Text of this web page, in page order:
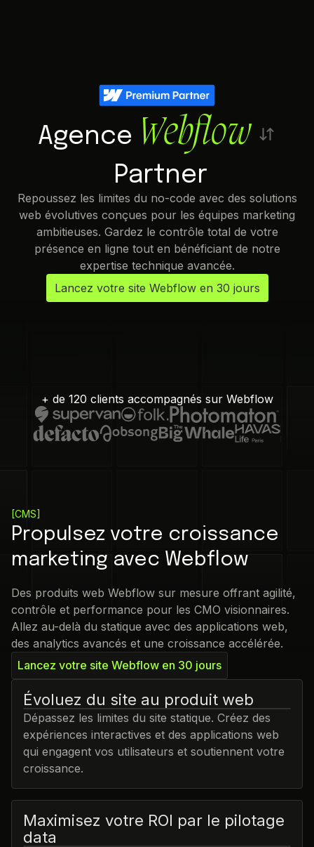
Agence Webflow
Partner
Repoussez les limites du no-code avec des solutions
web évolutives conçues pour les équipes marketing
ambitieuses. Gardez le contrôle total de votre
présence en ligne tout en bénéficiant de notre
expertise technique avancée.
Lancez votre site Webflow en 30 jours
+ de 120 clients accompagnés sur Webflow
[CMS]
Propulsez votre croissance
marketing avec Webflow
Des produits web Webflow sur mesure offrant agilité,
contrôle et performance pour les CMO visionnaires.
Allez au-delà du statique avec des applications web,
des analytics avancés et une croissance accélérée.
Lancez votre site Webflow en 30 jours
Évoluez du site au produit web
Dépassez les limites du site statique. Créez des
expériences interactives et des applications web
qui engagent vos utilisateurs et soutiennent votre
croissance.
Maximisez votre ROI par le pilotage
data